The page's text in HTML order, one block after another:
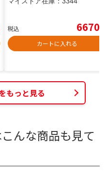
税込 6670
カートに入れる
もっと見る
んな商品も見て